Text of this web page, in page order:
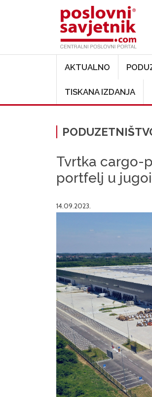
AKTUALNO
TISKANA IZDANJA
Tvrtka cargo-
portfelj u
14.09.2023.